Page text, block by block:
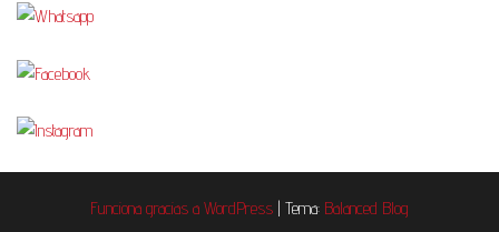
Funciona gracias a WordPress Tema: Balanced Blog